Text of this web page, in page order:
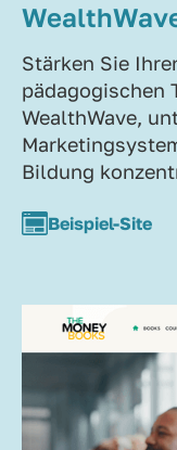
Stärken Sie
pädagogischen
WealthWave,
Bildung
Beispiel-Site